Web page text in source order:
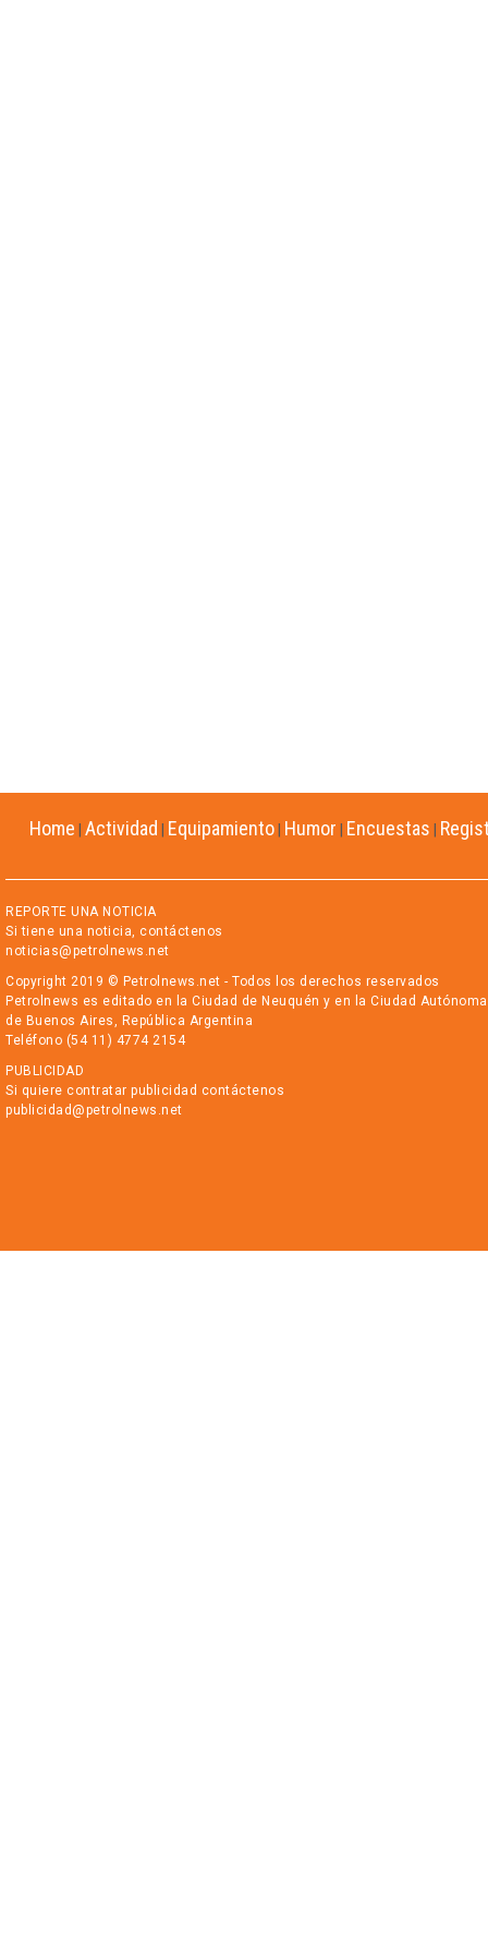
Home Actividad Equipamiento Humor Encuestas
REPORTE UNA NOTICIA
Si tiene una noticia, contáctenos
noticias@petrolnews.net
Copyright 2019 © Petrolnews.net - Todos los derechos reservados
Petrolnews es editado en la Ciudad de Neuquén y en la Ciudad Autónoma
de Buenos Aires, República Argentina
Teléfono (54 11) 4774 2154
PUBLICIDAD
Si quiere contratar publicidad contáctenos
publicidad@petrolnews.net